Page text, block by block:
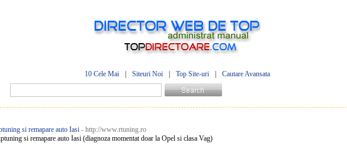
10 Cele Mai Siteuri Noi Top Site-uri Cautare Avansata
si remapare auto Iasi - http://www.rtuning.ro
si remapare auto Iasi (diagnoza momentat doar la Opel si clasa Vag)